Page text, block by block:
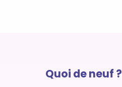
Quoi de neuf ?